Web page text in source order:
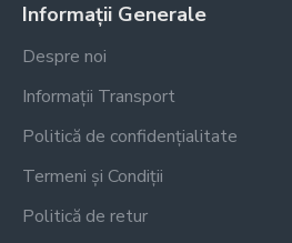
Informații Generale
Despre noi
Informații Transport
Politică de confidențialitate
Termeni și Condiții
Politică de retur